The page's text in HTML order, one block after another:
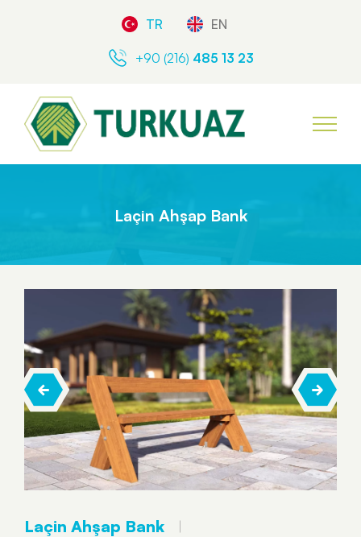
TR EN
+90 (216) 485 13 23
Laçin Ahşap Bank
Laçin Ahşap Bank